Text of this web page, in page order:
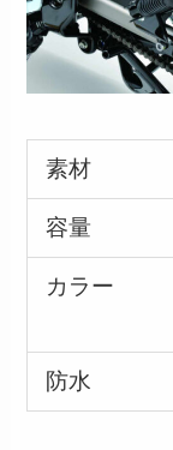
素材
容量
カラー
防水